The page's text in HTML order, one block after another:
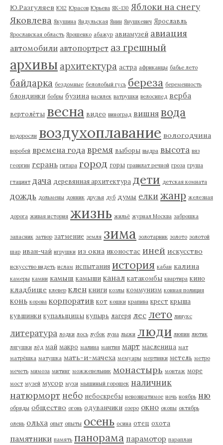
Ю.Разгуляев Ю12 Юрасов Юрьева ЯК-130 Яблоки на снегу
Яковлева Якушина Яндульская Янин Янушкевич Ярославль
Ярославская область Ярошенко абажур авиамузей авиация
автомобили автопортрет аз грешный
архивы архитектура астра африканцы бабье лето
байдарка бездомные белолобый гусь береза беременность
блондинки бобры бузина василек ватрушки велосипед верба
вертолёты весна видео виноград вишня вода
водоросли воздухоплавание вологодчина
воробей времена года время выборы выдра высота вяз
георгин герань гитара город горы гравилат речной гроза груша
гтацинт дача деревянная архитектура дети детская комната
дождь дольмены донник друзья дуб думы елки жанр железная
дорога живая история жизнь жильё журнал Москва заброшка
запасник затвор затмение земля зима золотарник золото золотой
шар иван-чай игрушки из окна иконостас иней искусство
искусство видеть ислам испытания история кабан калина
камеры камни камыш камыши канал катакомбы квартира кино
кладбище клевер клен книги козлы коммунизм конная полиция
конь корова корпоратив кот кошки крапива крест крыша
кувшинки купальщицы купырь лагеря лес лето линукс
литература лодки лось лубок луна лыжи люди люпин лютик
лягушки лёд май макро малина мантия март масленица мат
матрёшка матушка мать-и-мачеха мемуары мертвяки метель метро
мечеть мимоза митинг можжевельник монастырь монтаж море
мост музей мусор мухи мышиный горошек наличник
натюрморт небо небоскребы невозвратимое ночь ноябрь ню
обряды общество огонь одуванчики озеро окно окопы октябрь
олень ольха опыт опыты осень осина отец охота
памятники память панорама парамотор параплан